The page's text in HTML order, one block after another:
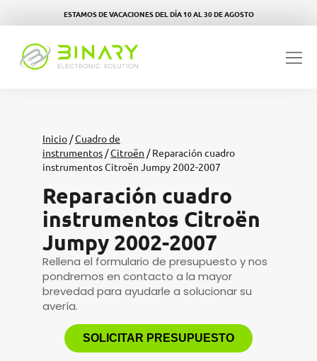
ESTAMOS DE VACACIONES DEL DÍA 10 AL 30 DE AGOSTO
Inicio /Cuadro de
instrumentos /Citroën / Reparación cuadro
instrumentos Citroën Jumpy 2002-2007
Reparación cuadro
instrumentos Citroën
Jumpy 2002-2007
Rellena el formulario de presupuesto y nos
pondremos en contacto a la mayor
brevedad para ayudarle a solucionar su
avería.
SOLICITAR PRESUPUESTO